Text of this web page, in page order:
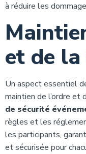
à réduire les
et de
Un aspect essentiel
maintien de l’ordre et
de sécurité
règles et les
les participants,
et sécurisée pour